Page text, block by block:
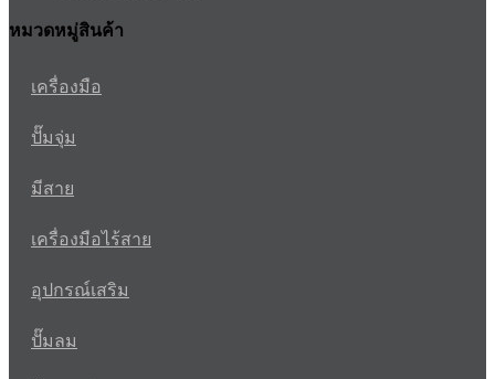
หมวดหมู่สินค้า
เครื่องมือ
ปั๊มจุ่ม
มีสาย
เครื่องมือไร้สาย
อุปกรณ์เสริม
ปั๊มลม